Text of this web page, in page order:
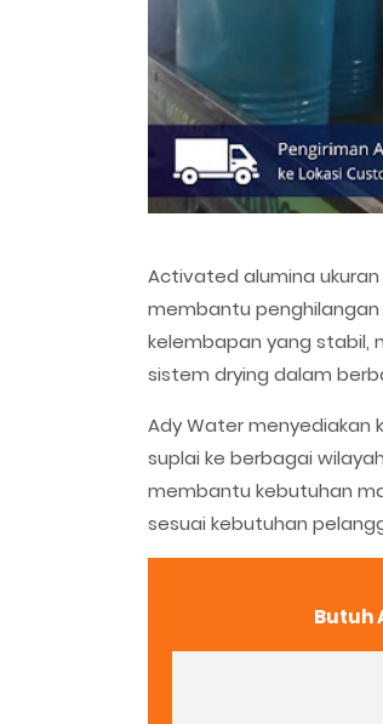
Activated alumina
membantu penghilangan
kelembapan yang stabil,
sistem drying dalam
Ady Water menyediakan
suplai ke berbagai
membantu kebutuhan
sesuai kebutuhan
Butuh